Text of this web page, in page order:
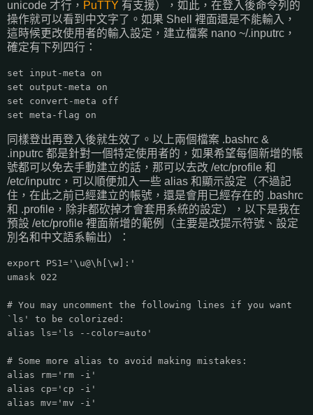
unicode 才行， PuTTY 有支援），如此，在登入後命令列的
操作就可以看到中文字了。如果 Shell 裡面還是不能輸入，
這時候更改使用者的輸入設定，建立檔案 nano ~/.inputrc，
確定有下列四行：
set input-meta on
set output-meta on
set convert-meta off
set meta-flag on
同樣登出再登入後就生效了。以上兩個檔案 .bashrc &
.inputrc 都是針對一個特定使用者的，如果希望每個新增的帳
號都可以免去手動建立的話，那可以去改 /etc/profile 和
/etc/inputrc，可以順便加入一些 alias 和顯示設定（不過記
住，在此之前已經建立的帳號，還是會用已經存在的 .bashrc
和 .profile，除非都砍掉才會套用系統的設定），以下是我在
預設 /etc/profile 裡面新增的範例（主要是改提示符號、設定
別名和中文語系輸出）：
export PS1='\u@\h[\w]:'
umask 022
# You may uncomment the following lines if you want
`ls' to be colorized:
alias ls='ls --color=auto'
# Some more alias to avoid making mistakes:
alias rm='rm -i'
alias cp='cp -i'
alias mv='mv -i'